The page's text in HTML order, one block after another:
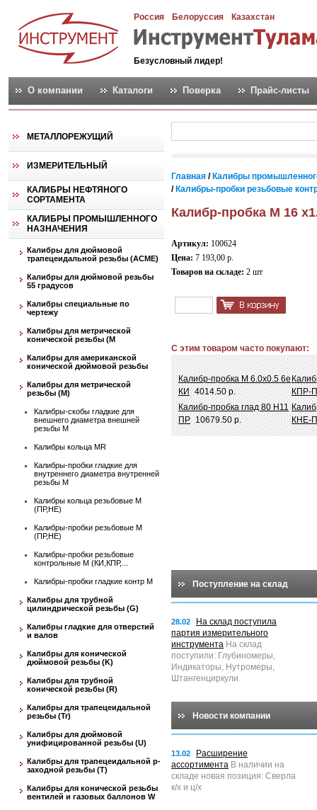
Россия Белоруссия Казахстан
Безусловный лидер!
О компании Каталоги Поверка Прайс-листы
МЕТАЛЛОРЕЖУЩИЙ
ИЗМЕРИТЕЛЬНЫЙ
КАЛИБРЫ НЕФТЯНОГО
СОРТАМЕНТА
КАЛИБРЫ ПРОМЫШЛЕННОГО
НАЗНАЧЕНИЯ
Калибры для дюймовой
трапецеидальной резьбы (АСМЕ)
Калибры для дюймовой резьбы
55 градусов
Калибры специальные по
чертежу
Калибры для метрической
конической резьбы (М
Калибры для американской
конической дюймовой резьбы
Калибры для метрической
резьбы (М)
Калибры-скобы гладкие для
внешнего диаметра внешней
резьбы М
Калибры кольца MR
Калибры-пробки гладкие для
внутреннего диаметра внутренней
резьбы М
Калибры кольца резьбовые М
(ПР,НЕ)
Калибры-пробки резьбовые М
(ПР,НЕ)
Калибры-пробки резьбовые
контрольные М (КИ,КПР,...
Калибры-пробки гладкие контр М
Калибры для трубной
цилиндрической резьбы (G)
Калибры гладкие для отверстий
и валов
Калибры для конической
дюймовой резьбы (K)
Калибры для трубной
конической резьбы (R)
Калибры для трапецеидальной
резьбы (Tr)
Калибры для дюймовой
унифицированной резьбы (U)
Калибры для трапецеидальной p-
заходной резьбы (T)
Калибры для конической резьбы
вентилей и газовых баллонов W
Главная / Калибры
/ Калибры-пробки резьбовые
Калибр-пробка М 16
Артикул: 100624
Цена: 7 193,00 р.
Товаров на складе: 2 шт
С этим товаром часто покупают:
Калибр-пробка М 6.0х0.5 6e
КИ 4014.50 р.
КПР-
Калибр-пробка глад 80 Н11
ПР 10679.50 р.
КНЕ-
Поступление на склад
28.02
На склад поступила
партия измерительного
инструмента На склад
поступили: Глубиномеры,
Индикаторы, Нутромеры,
Штангенциркули
Новости компании
13.02
Расширение
ассортимента В наличии на
складе новая позиция: Сверла
к/х и ц/х